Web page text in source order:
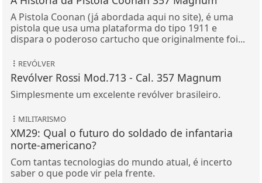
A Pistola Coonan (já abordada aqui no site), é uma
pistola que usa uma plataforma do tipo 1911 e
dispara o poderoso cartucho que originalmente foi...
REVÓLVER
Revólver Rossi Mod.713 - Cal. 357 Magnum
Simplesmente um excelente revólver brasileiro.
MILITARISMO
XM29: Qual o futuro do soldado de infantaria
norte-americano?
Com tantas tecnologias do mundo atual, é incerto
saber o que pode vir pela frente.